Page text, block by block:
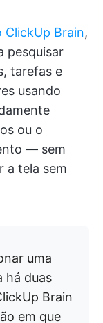
ClickUp Brain,
pesquisar
tarefas e
usando
ou o
— sem
a tela sem
uma
há duas
Brain
em que